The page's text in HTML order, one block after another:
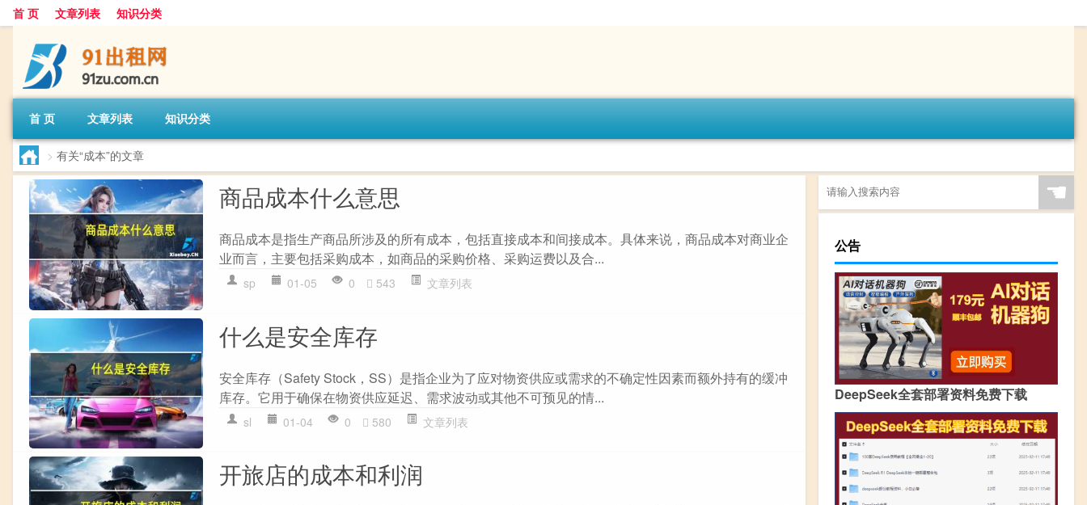
首 页 文章列表 知识分类
首 页 文章列表 知识分类
> 有关“成本”的文章
商品成本什么意思
商品成本是指生产商品所涉及的所有成本，包括直接成本和间接成本。具体来说，商品成本对商业企
业而言，主要包括采购成本，如商品的采购价格、采购运费以及合...
sp 01-05 0 543 文章列表
什么是安全库存
安全库存（Safety Stock，SS）是指企业为了应对物资供应或需求的不确定性因素而额外持有的缓冲
库存。它用于确保在物资供应延迟、需求波动或其他不可预见的情...
sl 01-04 0 580 文章列表
开旅店的成本和利润
☚
公告
DeepSeek全套部署资料免费下载